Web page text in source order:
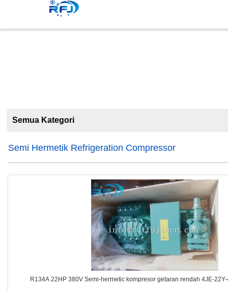
Semua Kategori
Semi Hermetik Refrigeration Compressor
R134A 22HP 380V Semi-hermetic kompresor getaran rendah 4JE-